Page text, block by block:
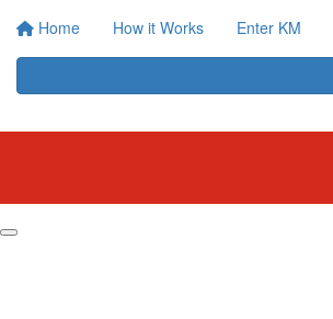
Home How it Works Enter KM